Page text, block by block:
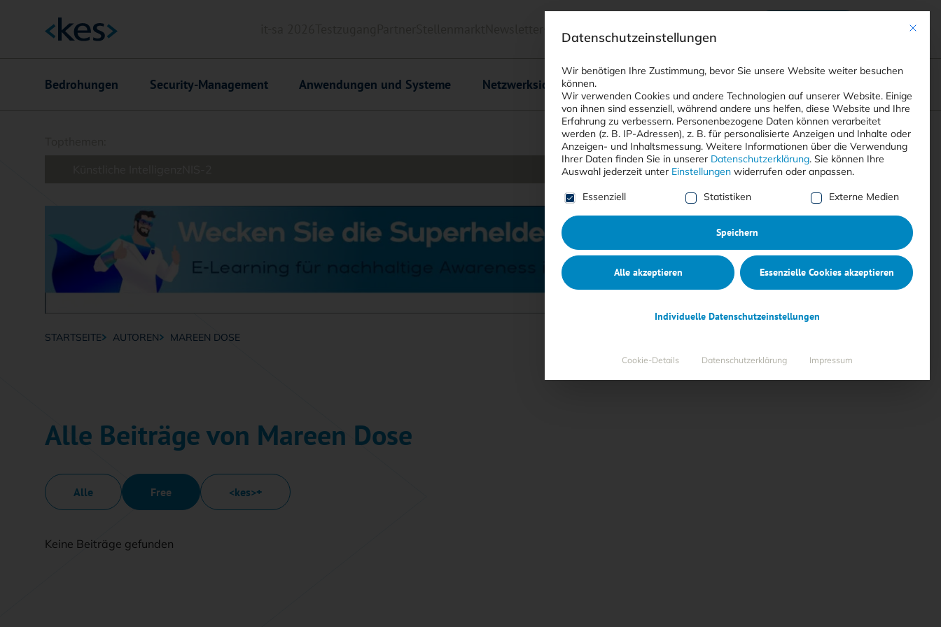
Suchen
<kes>+ Downloads
Hauptnavigation
Bedrohungen Security-Management Anwendungen und Systeme Netzwerksicherheit
Breadcrumb-Navigation
STARTSEITE AUTOREN MAREEN DOSE
Alle Beiträge von Mareen Dose
Alle Free <kes>+
Keine Beiträge gefunden
Mit
Datenschutzeinstellungen
Wir benötigen Ihre Zustimmung, bevor Sie unsere Website weiter besuchen
können.
Wir verwenden Cookies und andere Technologien auf unserer Website. Einige
von ihnen sind essenziell, während andere uns helfen, diese Website und Ihre
Erfahrung zu verbessern. Personenbezogene Daten können verarbeitet
werden (z. B. IP-Adressen), z. B. für personalisierte Anzeigen und Inhalte oder
Anzeigen- und Inhaltsmessung. Weitere Informationen über die Verwendung
Ihrer Daten finden Sie in unserer Datenschutzerklärung. Sie können Ihre
Auswahl jederzeit unter Einstellungen widerrufen oder anpassen.
Es folgt eine Liste der Service-Gruppen, für die eine Einwilligung
Essenziell Statistiken Externe Medien
Speichern
Alle akzeptieren Essenzielle Cookies akzeptieren
Individuelle Datenschutzeinstellungen
Cookie-Details Datenschutzerklärung Impressum